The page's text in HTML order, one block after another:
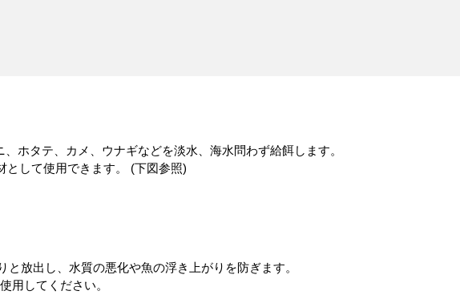
ホタテ、カメ、ウナギなどを淡水、海水問わず給餌します。
として使用できます。 (下図参照)
放出し、水質の悪化や魚の浮き上がりを防ぎます。
用してください。